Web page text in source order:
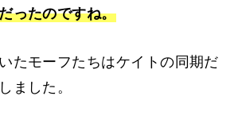
ったのですね。
たモーフたちはケイトの同期だ
ました。